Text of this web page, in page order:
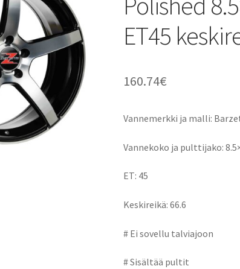
ET45
160.74€
Vannemerkki ja malli:
Vannekoko ja pulttijako:
ET: 45
Keskireikä: 66.6
# Ei sovellu talviajoon
# Sisältää pultit